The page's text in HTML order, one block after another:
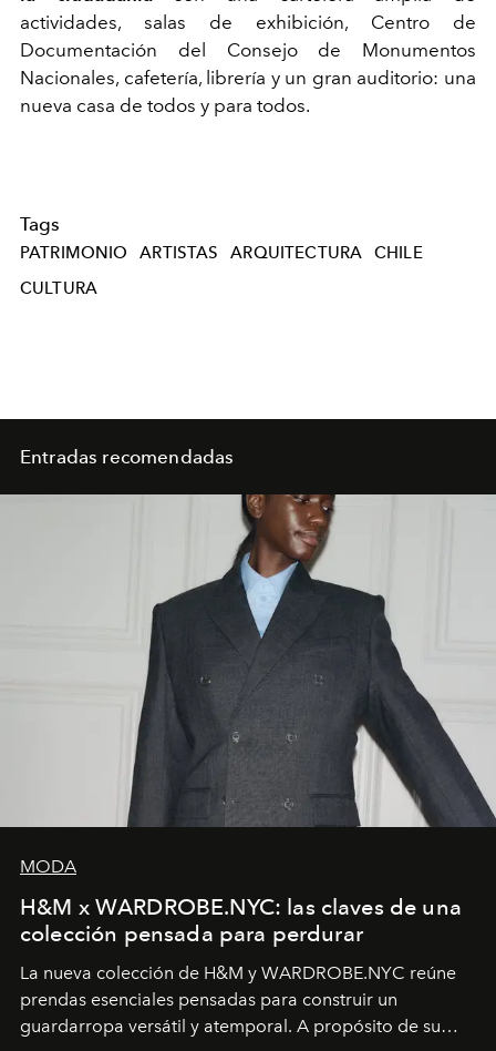
actividades, salas de exhibición, Centro de
Documentación del Consejo de Monumentos
Nacionales, cafetería, librería y un gran auditorio: una
nueva casa de todos y para todos.
Tags
PATRIMONIO ARTISTAS ARQUITECTURA
CHILE
CULTURA
Entradas recomendadas
MODA
H&M x WARDROBE.NYC: las claves de una
colección pensada para perdurar
La nueva colección de H&M y WARDROBE.NYC reúne
prendas esenciales pensadas para construir un
guardarropa versátil y atemporal. A propósito de su